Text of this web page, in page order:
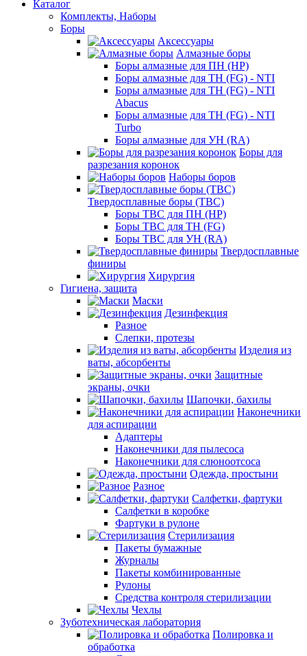
Каталог
Комплекты, Наборы
Боры
Аксессуары
Алмазные боры
Боры алмазные для ПН (HP)
Боры алмазные для ТН (FG) - NTI
Боры алмазные для ТН (FG) - NTI
Abacus
Боры алмазные для ТН (FG) - NTI
Turbo
Боры алмазные для УН (RA)
Боры для
разрезания коронок
Наборы боров
Твердосплавные боры (ТВС)
Боры ТВС для ПН (HP)
Боры ТВС для ТН (FG)
Боры ТВС для УН (RA)
Твердосплавные
финиры
Хирургия
Гигиена, защита
Маски
Дезинфекция
Разное
Слепки, протезы
Изделия из
ваты, абсорбенты
Защитные
экраны, очки
Шапочки, бахилы
Наконечники
для аспирации
Адаптеры
Наконечники для пылесоса
Наконечники для слюноотсоса
Одежда, простыни
Разное
Салфетки, фартуки
Салфетки в коробке
Фартуки в рулоне
Стерилизация
Пакеты бумажные
Журналы
Пакеты комбинированные
Рулоны
Средства контроля стерилизации
Чехлы
Зуботехническая лаборатория
Полировка и
обработка